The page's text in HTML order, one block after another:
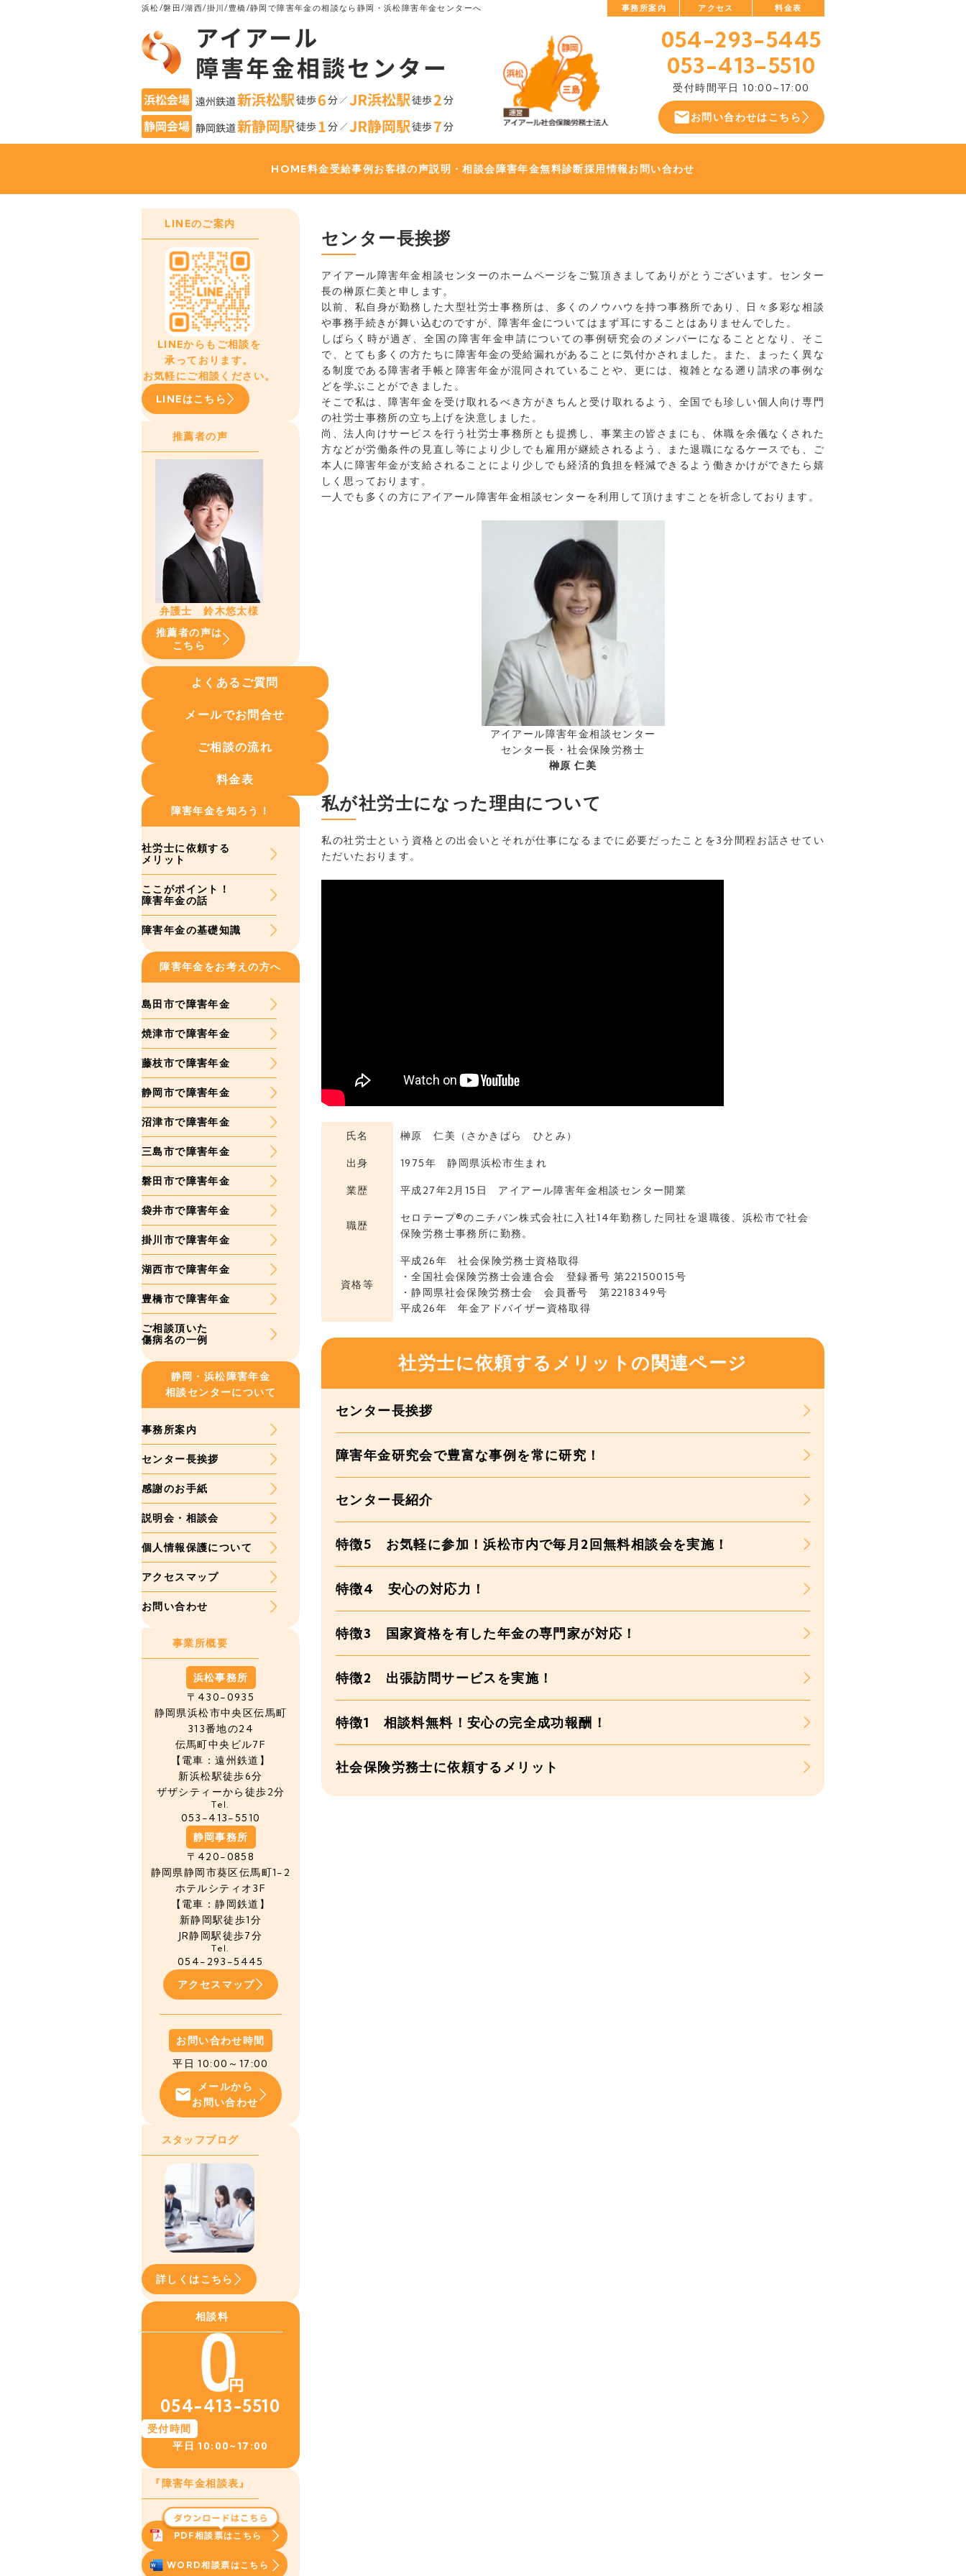
浜松/磐田/湖西/掛川/豊橋/静岡で障害年金の相談なら静岡・浜松障害年金センターへ 事務所案内 アクセス 料金表
054-293-5445
053-413-5510
受付時間平日 10:00~17:00
お問い合わせはこちら
HOME料金受給事例お客様の声説明・相談会障害年金無料診断採用情報お問い合わせ
センター長挨拶
アイアール障害年金相談センターのホームページをご覧頂きましてありがとうございます。センター
長の榊原仁美と申します。
以前、私自身が勤務した大型社労士事務所は、多くのノウハウを持つ事務所であり、日々多彩な相談
や事務手続きが舞い込むのですが、障害年金についてはまず耳にすることはありませんでした。
しばらく時が過ぎ、全国の障害年金申請についての事例研究会のメンバーになることとなり、そこ
で、とても多くの方たちに障害年金の受給漏れがあることに気付かされました。また、まったく異な
る制度である障害者手帳と障害年金が混同されていることや、更には、複雑となる遡り請求の事例な
どを学ぶことができました。
そこで私は、障害年金を受け取れるべき方がきちんと受け取れるよう、全国でも珍しい個人向け専門
の社労士事務所の立ち上げを決意しました。
尚、法人向けサービスを行う社労士事務所とも提携し、事業主の皆さまにも、休職を余儀なくされた
方などが労働条件の見直し等により少しでも雇用が継続されるよう、また退職になるケースでも、ご
本人に障害年金が支給されることにより少しでも経済的負担を軽減できるよう働きかけができたら嬉
しく思っております。
一人でも多くの方にアイアール障害年金相談センターを利用して頂けますことを祈念しております。
アイアール障害年金相談センター
センター長・社会保険労務士
榊原 仁美
私が社労士になった理由について
私の社労士という資格との出会いとそれが仕事になるまでに必要だったことを3分間程お話させてい
ただいたおります。
氏名 榊原 仁美（さかきばら ひとみ）
出身 1975年 静岡県浜松市生まれ
業歴 平成27年2月15日 アイアール障害年金相談センター開業
職歴
セロテープ®のニチバン株式会社に入社14年勤務した同社を退職後、浜松市で社会
保険労務士事務所に勤務。
資格等
平成26年 社会保険労務士資格取得
・全国社会保険労務士会連合会 登録番号 第22150015号
・静岡県社会保険労務士会 会員番号 第2218349号
平成26年 年金アドバイザー資格取得
社労士に依頼するメリット の関連ページ
センター長挨拶
障害年金研究会で豊富な事例を常に研究！
センター長紹介
特徴5 お気軽に参加！浜松市内で毎月2回無料相談会を実施！
特徴4 安心の対応力！
特徴3 国家資格を有した年金の専門家が対応！
特徴2 出張訪問サービスを実施！
特徴1 相談料無料！安心の完全成功報酬！
社会保険労務士に依頼するメリット
LINEのご案内
LINEからもご相談を
承っております。
お気軽にご相談ください。
LINEはこちら
推薦者の声
弁護士 鈴木悠太様
推薦者の声は
こちら
よくあるご質問
メールでお問合せ
ご相談の流れ
料金表
障害年金を知ろう！
社労士に依頼する
メリット
ここがポイント！
障害年金の話
障害年金の基礎知識
障害年金をお考えの方へ
島田市で障害年金
焼津市で障害年金
藤枝市で障害年金
静岡市で障害年金
沼津市で障害年金
三島市で障害年金
磐田市で障害年金
袋井市で障害年金
掛川市で障害年金
湖西市で障害年金
豊橋市で障害年金
ご相談頂いた
傷病名の一例
静岡・浜松障害年金
相談センターについて
事務所案内
センター長挨拶
感謝のお手紙
説明会・相談会
個人情報保護について
アクセスマップ
お問い合わせ
事業所概要
浜松事務所
〒430-0935
静岡県浜松市中央区伝馬町
313番地の24
伝馬町中央ビル7F
【電車：遠州鉄道】
新浜松駅徒歩6分
ザザシティーから徒歩2分
Tel.
053-413-5510
静岡事務所
〒420-0858
静岡県静岡市葵区伝馬町1-2
ホテルシティオ3F
【電車：静岡鉄道】
新静岡駅徒歩1分
JR静岡駅徒歩7分
Tel.
054-293-5445
アクセスマップ
お問い合わせ時間
平日 10:00～17:00
メールから
お問い合わせ
スタッフブログ
詳しくはこちら
相談料
054-413-5510
受付時間
平日 10:00~17:00
『障害年金相談表』
PDF相談票はこちら
WORD相談票はこちら